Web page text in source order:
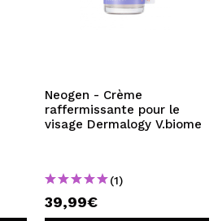
Neogen - Crème
raffermissante pour le
visage Dermalogy V.biome
(1)
39,99€